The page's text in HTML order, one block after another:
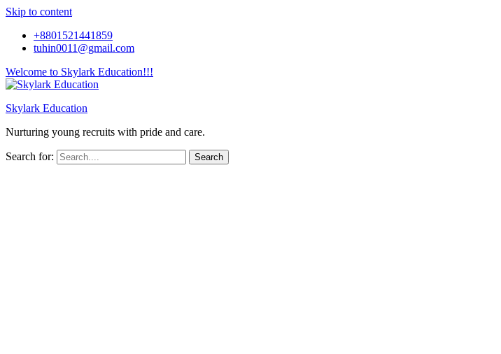
Skip to content
+8801521441859
tuhin0011@gmail.com
Welcome to Skylark Education!!!
Skylark Education
Nurturing young recruits with pride and care.
Search for: